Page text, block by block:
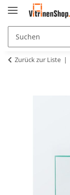
Zurück zur Liste